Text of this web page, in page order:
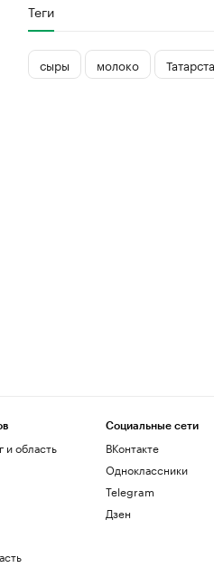
Теги
сыры молоко
и область
Социальные сети
ВКонтакте
Одноклассники
Telegram
Дзен